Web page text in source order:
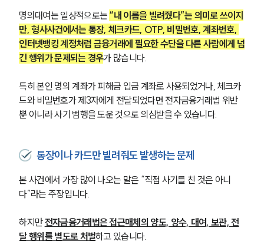
명의대여는 일상적으로는 “내 이름을 빌려줬다”는 의미로 쓰이지
만, 형사사건에서는 통장, 체크카드, OTP, 비밀번호, 계좌번호,
인터넷뱅킹 계정처럼 금융거래에 필요한 수단을 다른 사람에게 넘
긴 행위가 문제되는 경우가 많습니다.
특히 본인 명의 계좌가 피해금 입금 계좌로 사용되었거나, 체크카
드와 비밀번호가 제3자에게 전달되었다면 전자금융거래법 위반
뿐 아니라 사기 범행을 도운 것으로 의심받을 수 있습니다.
통장이나 카드만 빌려줘도 발생하는 문제
본 사건에서 가장 많이 나오는 말은 “직접 사기를 친 것은 아니
다”라는 주장입니다.
하지만 전자금융거래법은 접근매체의 양도, 양수, 대여, 보관, 전
달 행위를 별도로 처벌하고 있습니다.